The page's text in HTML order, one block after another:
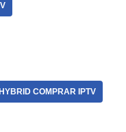
COMPRAR IPTV